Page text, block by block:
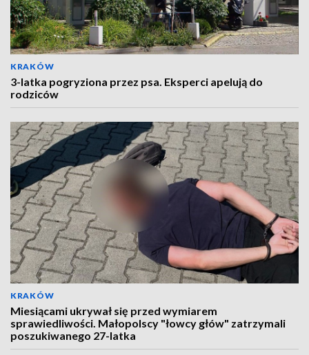
KRAKÓW
3-latka pogryziona przez psa. Eksperci apelują do
rodziców
KRAKÓW
Miesiącami ukrywał się przed wymiarem
sprawiedliwości. Małopolscy "łowcy głów" zatrzymali
poszukiwanego 27-latka